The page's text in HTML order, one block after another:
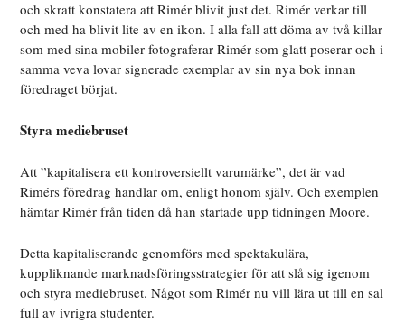
och skratt konstatera att Rimér blivit just det. Rimér verkar till
och med ha blivit lite av en ikon. I alla fall att döma av två killar
som med sina mobiler fotograferar Rimér som glatt poserar och i
samma veva lovar signerade exemplar av sin nya bok innan
föredraget börjat.
Styra mediebruset
Att ”kapitalisera ett kontroversiellt varumärke”, det är vad
Rimérs föredrag handlar om, enligt honom själv. Och exemplen
hämtar Rimér från tiden då han startade upp tidningen Moore.
Detta kapitaliserande genomförs med spektakulära,
kuppliknande marknadsföringsstrategier för att slå sig igenom
och styra mediebruset. Något som Rimér nu vill lära ut till en sal
full av ivrigra studenter.